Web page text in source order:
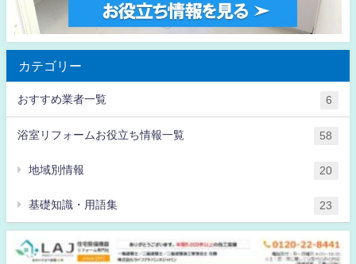
カテゴリー
おすすめ業者一覧 6
浴室リフォームお役立ち情報一覧 58
地域別情報 20
基礎知識・用語集 23